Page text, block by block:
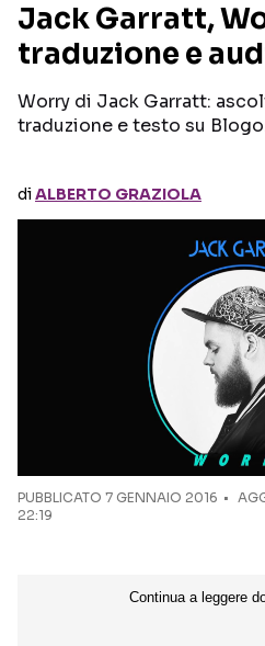
RECENSIONI MUSICALI
INTERVISTE
GOSSIP E CURIOSITÀ
Seguici
Jack Garratt,
traduzione e
Worry di Jack Garratt:
traduzione e testo su
diALBERTO GRAZIOLA
PUBBLICATO 7 GENNAIO 2016
22:19